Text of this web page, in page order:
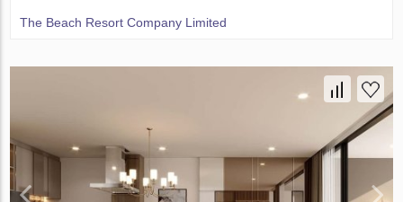
The Beach Resort Company Limited